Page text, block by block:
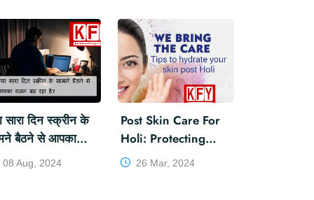
सारा दिन स्क्रीन के सामने बैठने से आपका वजन बढ़ रहा
/ Challenges and
Reforms !
सारा दिन स्क्रीन के
बैठने से आपका
बढ़ रहा है?
08 Aug, 2024
Post Skin Care For
Holi: Protecting
Your Skin During
26 Mar, 2024